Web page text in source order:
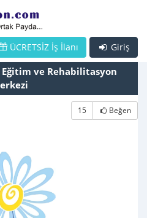
Giriş
ÜCRETSİZ İş İlanı
ve Rehabilitasyon
15 Beğen